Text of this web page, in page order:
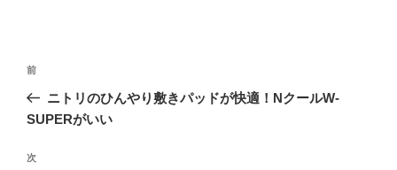
投
ナ
ゲ
前
の
投
前
ニトリのひんやり敷きパッドが快適！NクールW-
SUPERがいい
次
次